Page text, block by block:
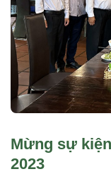
Mừng sự
2023